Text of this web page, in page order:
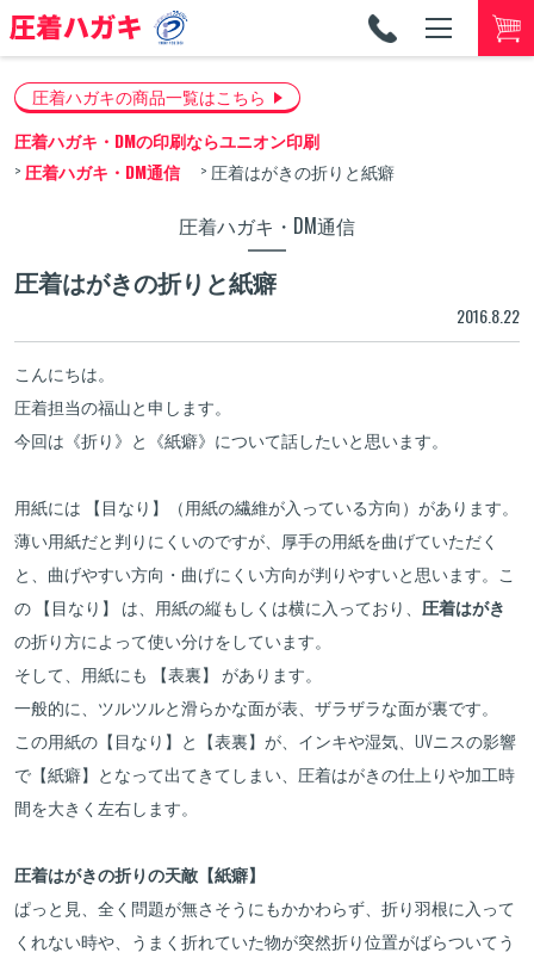
TEL
圧着ハガキの商品一覧はこちら
圧着ハガキ・DMの印刷ならユニオン印刷
圧着ハガキ・DM通信
圧着はがきの折りと紙癖
圧着ハガキ・DM通信
圧着はがきの折りと紙癖
2016.8.22
こんにちは。
圧着担当の福山と申します。
今回は《折り》と《紙癖》について話したいと思います。
用紙には 【目なり】（用紙の繊維が入っている方向）があります。
薄い用紙だと判りにくいのですが、厚手の用紙を曲げていただく
と、曲げやすい方向・曲げにくい方向が判りやすいと思います。こ
の 【目なり】 は、用紙の縦もしくは横に入っており、 圧着はがき
の折り方によって使い分けをしています。
そして、用紙にも 【表裏】 があります。
一般的に、ツルツルと滑らかな面が表、ザラザラな面が裏です。
この用紙の【目なり】と【表裏】が、インキや湿気、UVニスの影響
で【紙癖】となって出てきてしまい、圧着はがきの仕上りや加工時
間を大きく左右します。
圧着はがきの折りの天敵【紙癖】
ぱっと見、全く問題が無さそうにもかかわらず、折り羽根に入って
くれない時や、うまく折れていた物が突然折り位置がばらついてう